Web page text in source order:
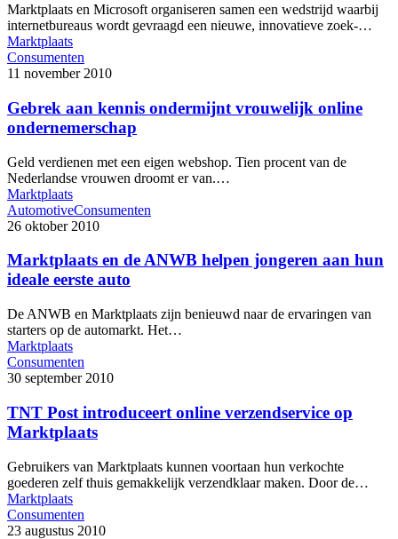
Marktplaats en Microsoft organiseren samen een wedstrijd waarbij
internetbureaus wordt gevraagd een nieuwe, innovatieve zoek-…
Marktplaats
Consumenten
11 november 2010
Gebrek aan kennis ondermijnt vrouwelijk online
ondernemerschap
Geld verdienen met een eigen webshop. Tien procent van de
Nederlandse vrouwen droomt er van.…
Marktplaats
AutomotiveConsumenten
26 oktober 2010
Marktplaats en de ANWB helpen jongeren aan hun
ideale eerste auto
De ANWB en Marktplaats zijn benieuwd naar de ervaringen van
starters op de automarkt. Het…
Marktplaats
Consumenten
30 september 2010
TNT Post introduceert online verzendservice op
Marktplaats
Gebruikers van Marktplaats kunnen voortaan hun verkochte
goederen zelf thuis gemakkelijk verzendklaar maken. Door de…
Marktplaats
Consumenten
23 augustus 2010